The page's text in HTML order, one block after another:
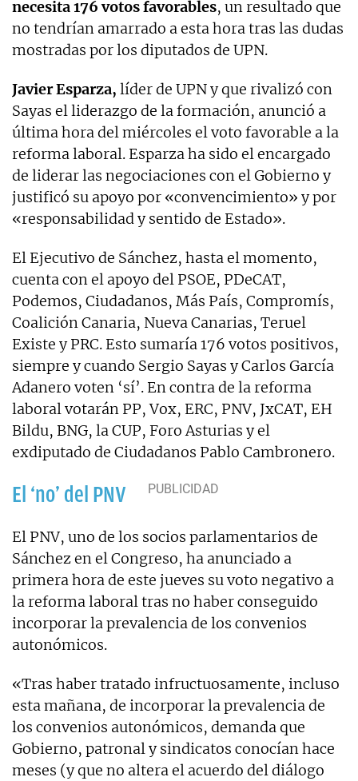
necesita 176 votos favorables, un resultado que
no tendrían amarrado a esta hora tras las dudas
mostradas por los diputados de UPN.
Javier Esparza, líder de UPN y que rivalizó con
Sayas el liderazgo de la formación, anunció a
última hora del miércoles el voto favorable a la
reforma laboral. Esparza ha sido el encargado
de liderar las negociaciones con el Gobierno y
justificó su apoyo por «convencimiento» y por
«responsabilidad y sentido de Estado».
El Ejecutivo de Sánchez, hasta el momento,
cuenta con el apoyo del PSOE, PDeCAT,
Podemos, Ciudadanos, Más País, Compromís,
Coalición Canaria, Nueva Canarias, Teruel
Existe y PRC. Esto sumaría 176 votos positivos,
siempre y cuando Sergio Sayas y Carlos García
Adanero voten ‘sí’. En contra de la reforma
laboral votarán PP, Vox, ERC, PNV, JxCAT, EH
Bildu, BNG, la CUP, Foro Asturias y el
exdiputado de Ciudadanos Pablo Cambronero.
El ‘no’ del PNV
El PNV, uno de los socios parlamentarios de
Sánchez en el Congreso, ha anunciado a
primera hora de este jueves su voto negativo a
la reforma laboral tras no haber conseguido
incorporar la prevalencia de los convenios
autonómicos.
«Tras haber tratado infructuosamente, incluso
esta mañana, de incorporar la prevalencia de
los convenios autonómicos, demanda que
Gobierno, patronal y sindicatos conocían hace
meses (y que no altera el acuerdo del diálogo